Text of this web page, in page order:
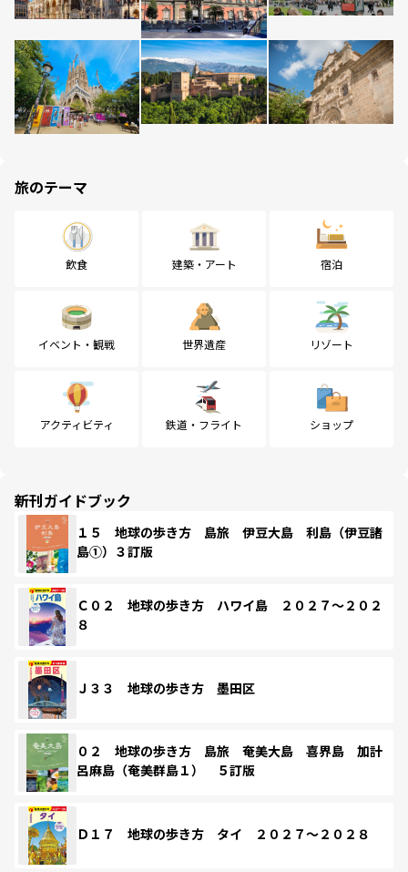
旅のテーマ
飲食 建築・アート 宿泊
イベント・観戦 世界遺産 リゾート
アクティビティ 鉄道・フライト ショップ
新刊ガイドブック
１５ 地球の歩き方 島旅 伊豆大島 利島（伊豆諸
島①）３訂版
Ｃ０２ 地球の歩き方 ハワイ島 ２０２７～２０２
８
Ｊ３３ 地球の歩き方 墨田区
０２ 地球の歩き方 島旅 奄美大島 喜界島 加計
呂麻島（奄美群島１） ５訂版
Ｄ１７ 地球の歩き方 タイ ２０２７～２０２８